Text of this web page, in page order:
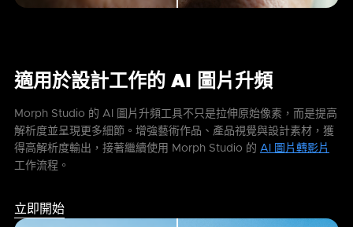
適用於設計工作的 AI 圖片升頻
Morph Studio 的 AI 圖片升頻工具不只是拉伸原始像素，而是提高
解析度並呈現更多細節。增強藝術作品、產品視覺與設計素材，獲
得高解析度輸出，接著繼續使用 Morph Studio 的 AI 圖片轉影片
工作流程。
立即開始